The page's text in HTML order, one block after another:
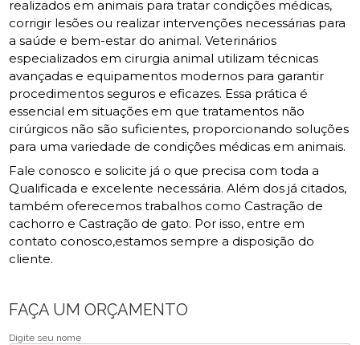
realizados em animais para tratar condições médicas,
corrigir lesões ou realizar intervenções necessárias para
a saúde e bem-estar do animal. Veterinários
especializados em cirurgia animal utilizam técnicas
avançadas e equipamentos modernos para garantir
procedimentos seguros e eficazes. Essa prática é
essencial em situações em que tratamentos não
cirúrgicos não são suficientes, proporcionando soluções
para uma variedade de condições médicas em animais.
Fale conosco e solicite já o que precisa com toda a
Qualificada e excelente necessária. Além dos já citados,
também oferecemos trabalhos como Castração de
cachorro e Castração de gato. Por isso, entre em
contato conosco,estamos sempre a disposição do
cliente.
FAÇA UM ORÇAMENTO
Digite seu nome